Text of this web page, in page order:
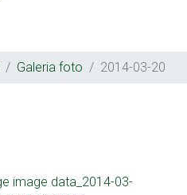
Galeria foto 2014-03-20